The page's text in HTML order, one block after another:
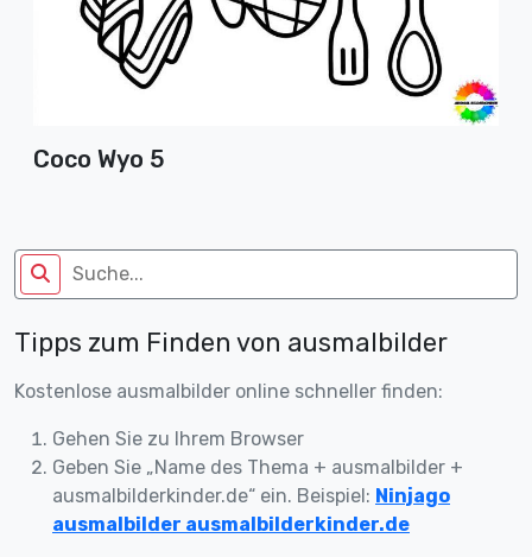
Coco Wyo 5
Tipps zum Finden von ausmalbilder
Kostenlose ausmalbilder online schneller finden:
Gehen Sie zu Ihrem Browser
Geben Sie „Name des Thema + ausmalbilder +
ausmalbilderkinder.de“ ein. Beispiel: Ninjago
ausmalbilder ausmalbilderkinder.de